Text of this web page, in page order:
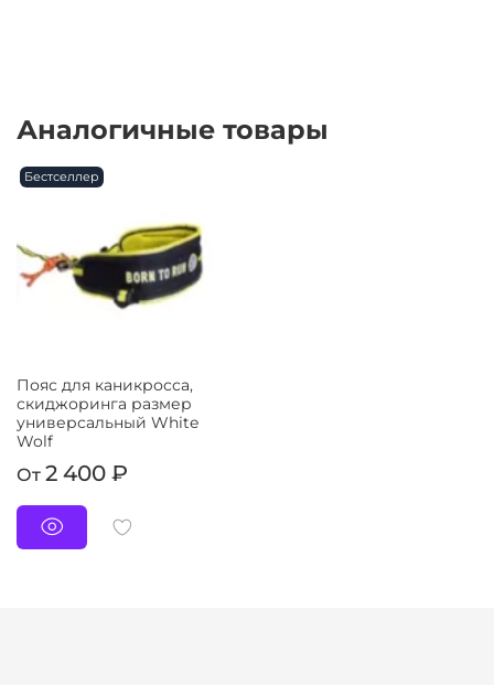
Аналогичные товары
Бестселлер
Пояс для каникросса,
скиджоринга размер
универсальный White
Wolf
От 2 400 ₽